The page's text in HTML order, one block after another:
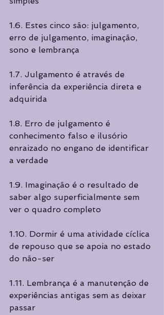
1.6. Estes cinco são: julgamento,
erro de julgamento, imaginação,
sono e lembrança
1.7. Julgamento é através de
inferência da experiência direta e
adquirida
1.8. Erro de julgamento é
conhecimento falso e ilusório
enraizado no engano de identificar
a verdade
1.9. Imaginação é o resultado de
saber algo superficialmente sem
ver o quadro completo
1.10. Dormir é uma atividade cíclica
de repouso que se apoia no estado
do não-ser
1.11. Lembrança é a manutenção de
experiências antigas sem as deixar
passar